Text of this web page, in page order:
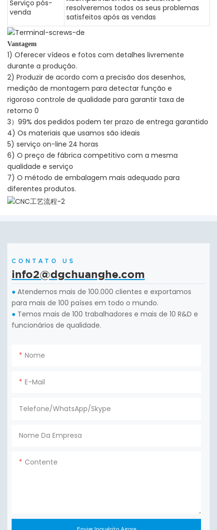
Serviço pós-
venda
resolveremos todos os seus problemas
satisfeitos após as vendas
Vantagem
1) Oferecer vídeos e fotos com detalhes livremente
durante a produção.
2) Produzir de acordo com a precisão dos desenhos,
medição de montagem para detectar função e
rigoroso controle de qualidade para garantir taxa de
retorno 0
3）99% dos pedidos podem ter prazo de entrega garantido
4) Os materiais que usamos são ideais
5) serviço on-line 24 horas
6) O preço de fábrica competitivo com a mesma
qualidade e serviço
7) O método de embalagem mais adequado para
diferentes produtos.
CONTATO US
info2@dgchuanghe.com
● Atendemos mais de 100.000 clientes e exportamos
para mais de 100 países em todo o mundo.
● Temos mais de 100 trabalhadores e mais de 10 R&D e
funcionários de qualidade.
Nome
E-Mail
Telefone/WhatsApp/Skype
Nome Da Empresa
Contente